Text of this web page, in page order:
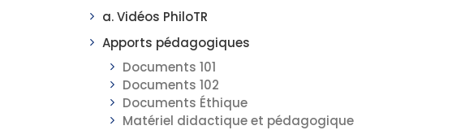
a. Vidéos PhiloTR
Apports pédagogiques
Documents 101
Documents 102
Documents Éthique
Matériel didactique et pédagogique